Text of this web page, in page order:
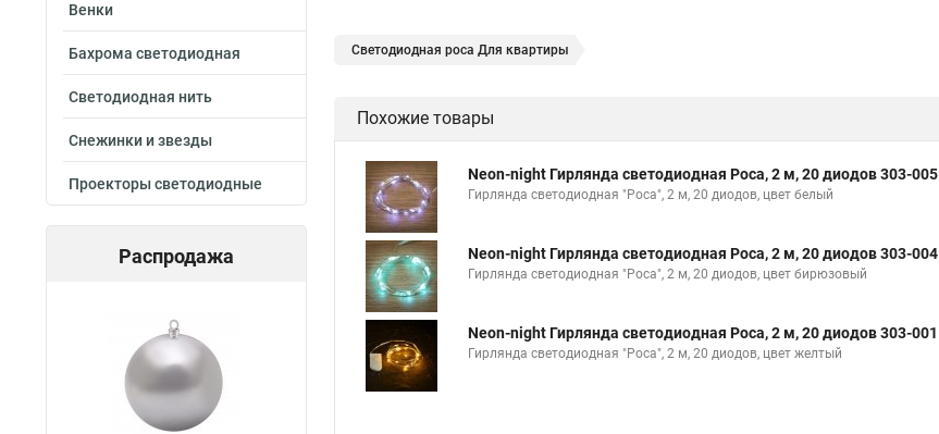
Венки
Бахрома светодиодная
Светодиодная нить
Снежинки и звезды
Проекторы светодиодные
Распродажа
Светодиодная роса Для квартиры
Похожие товары
Neon-night Гирлянда светодиодная Роса, 2 м, 20 диодов 303-005
Гирлянда светодиодная "Роса", 2 м, 20 диодов, цвет белый
Neon-night Гирлянда светодиодная Роса, 2 м, 20 диодов 303-004
Гирлянда светодиодная "Роса", 2 м, 20 диодов, цвет бирюзовый
Neon-night Гирлянда светодиодная Роса, 2 м, 20 диодов 303-001
Гирлянда светодиодная "Роса", 2 м, 20 диодов, цвет желтый